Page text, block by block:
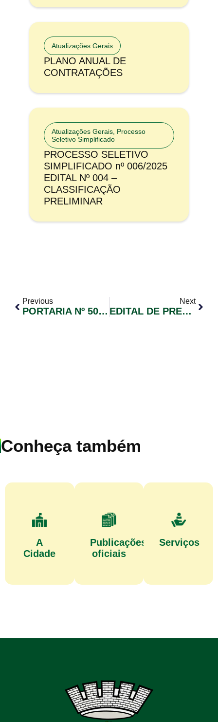
Atualizações Gerais
PLANO ANUAL DE
CONTRATAÇÕES
Atualizações Gerais Processo
Seletivo Simplificado
PROCESSO SELETIVO
SIMPLIFICADO nº 006/2025
EDITAL Nº 004 –
CLASSIFICAÇÃO
PRELIMINAR
Previous
PORTARIA Nº 505/2026
Next
EDITAL DE PREGÃO ELETRÔNICO Nº 032/2026
Conheça também
A
Cidade
Publicações
oficiais
Serviços